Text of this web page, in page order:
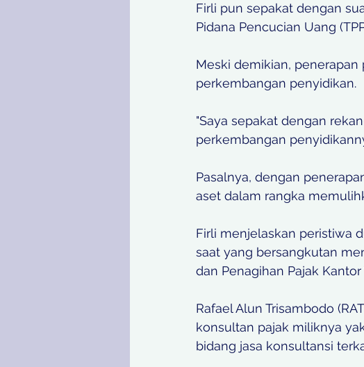
Firli pun sepakat dengan
Pidana Pencucian Uang
Meski demikian, penerapan
perkembangan penyidikan.
"Saya sepakat dengan
perkembangan
Pasalnya, dengan
aset dalam rangka
Firli menjelaskan peristiwa
saat yang bersangkutan
dan Penagihan Pajak
Rafael Alun Trisambodo
konsultan pajak miliknya
bidang jasa konsultansi